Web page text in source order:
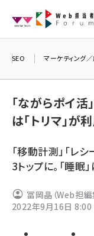
ン
ai (2801)
note
SEO マーケティング
「ながらポイ
は「トリマ」が
「移動計測」「レ
3トップに。「睡眠
冨岡晶（Web担編
2022年9月16日 8:00